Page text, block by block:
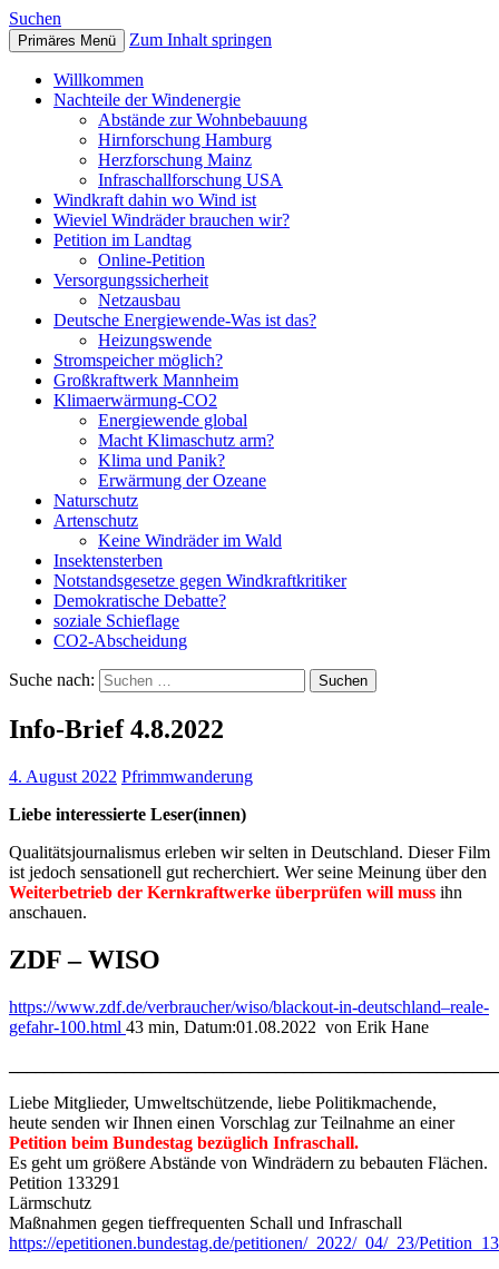
mannheim-windkraft
Suchen
Primäres Menü Zum Inhalt springen
Willkommen
Nachteile der Windenergie
Abstände zur Wohnbebauung
Hirnforschung Hamburg
Herzforschung Mainz
Infraschallforschung USA
Windkraft dahin wo Wind ist
Wieviel Windräder brauchen wir?
Petition im Landtag
Online-Petition
Versorgungssicherheit
Netzausbau
Deutsche Energiewende-Was ist das?
Heizungswende
Stromspeicher möglich?
Großkraftwerk Mannheim
Klimaerwärmung-CO2
Energiewende global
Macht Klimaschutz arm?
Klima und Panik?
Erwärmung der Ozeane
Naturschutz
Artenschutz
Keine Windräder im Wald
Insektensterben
Notstandsgesetze gegen Windkraftkritiker
Demokratische Debatte?
soziale Schieflage
CO2-Abscheidung
Suche nach:
Info-Brief 4.8.2022
4. August 2022 Pfrimmwanderung
Liebe interessierte Leser(innen)
Qualitätsjournalismus erleben wir selten in Deutschland. Dieser Film
ist jedoch sensationell gut recherchiert. Wer seine Meinung über den
Weiterbetrieb der Kernkraftwerke überprüfen will muss ihn
anschauen.
ZDF – WISO
https://www.zdf.de/verbraucher/wiso/blackout-in-deutschland–reale-
gefahr-100.html 43 min, Datum:01.08.2022 von Erik Hane
Liebe Mitglieder, Umweltschützende, liebe Politikmachende,
heute senden wir Ihnen einen Vorschlag zur Teilnahme an einer
Petition beim Bundestag bezüglich Infraschall.
Es geht um größere Abstände von Windrädern zu bebauten Flächen.
Petition 133291
Lärmschutz
Maßnahmen gegen tieffrequenten Schall und Infraschall
https://epetitionen.bundestag.de/petitionen/_2022/_04/_23/